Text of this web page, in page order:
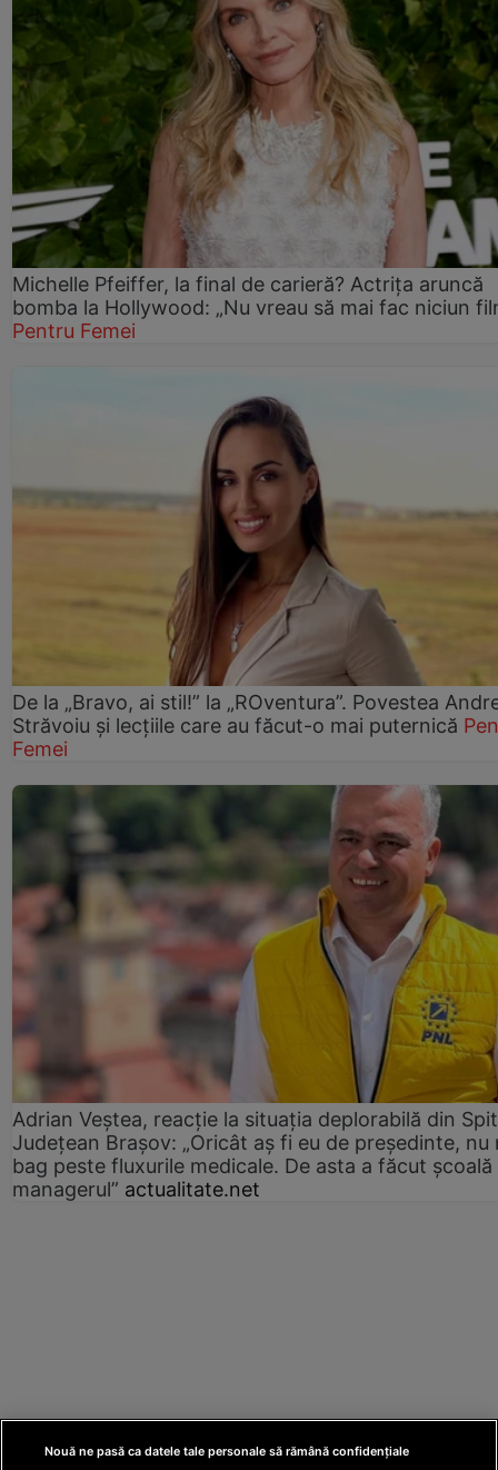
Michelle Pfeiffer, la final de carieră? Actrița aruncă
bomba la Hollywood: „Nu vreau să mai fac niciun
Pentru Femei
De la „Bravo, ai stil!” la „ROventura”. Povestea
Străvoiu și lecțiile care au făcut-o mai puternică
Femei
Adrian Veștea, reacție la situația deplorabilă din
Județean Brașov: „Oricât aș fi eu de președinte, nu
bag peste fluxurile medicale. De asta a făcut școală
managerul” actualitate.net
Nouă ne pasă ca datele tale personale să rămână confidențiale